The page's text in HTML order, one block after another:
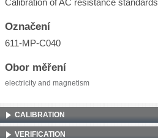
Calibration of AC resistance standards
Označení
611-MP-C040
Obor měření
electricity and magnetism
CALIBRATION
VERIFICATION